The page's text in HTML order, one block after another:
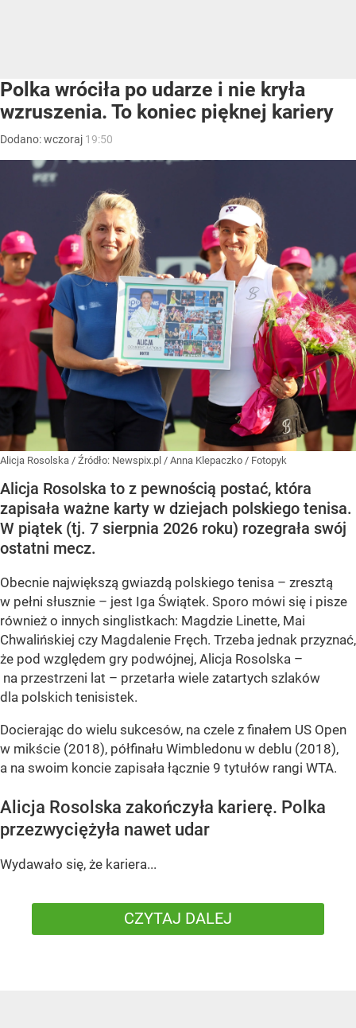
Polka wróciła po udarze i nie kryła
wzruszenia. To koniec pięknej kariery
Dodano:wczoraj 19:50
Alicja Rosolska / Źródło: Newspix.pl / Anna Klepaczko / Fotopyk
Alicja Rosolska to z pewnością postać, która
zapisała ważne karty w dziejach polskiego tenisa.
W piątek (tj. 7 sierpnia 2026 roku) rozegrała swój
ostatni mecz.
Obecnie największą gwiazdą polskiego tenisa – zresztą
w pełni słusznie – jest Iga Świątek. Sporo mówi się i pisze
również o innych singlistkach: Magdzie Linette, Mai
Chwalińskiej czy Magdalenie Fręch. Trzeba jednak przyznać,
że pod względem gry podwójnej, Alicja Rosolska –
na przestrzeni lat – przetarła wiele zatartych szlaków
dla polskich tenisistek.
Docierając do wielu sukcesów, na czele z finałem US Open
w mikście (2018), półfinału Wimbledonu w deblu (2018),
a na swoim koncie zapisała łącznie 9 tytułów rangi WTA.
Alicja Rosolska zakończyła karierę. Polka
przezwyciężyła nawet udar
Wydawało się, że kariera...
CZYTAJ DALEJ